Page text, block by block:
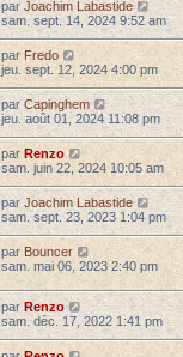
parJoachim Labastide
sam. sept. 14, 2024 9:52 am
par Fredo
jeu. sept. 12, 2024 4:00 pm
parCapinghem
jeu. août 01, 2024 11:08 pm
par Renzo
sam. juin 22, 2024 10:05 am
parJoachim Labastide
sam. sept. 23, 2023 1:04 pm
par Bouncer
sam. mai 06, 2023 2:40 pm
par Renzo
sam. déc. 17, 2022 1:41 pm